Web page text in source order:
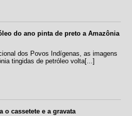
do ano pinta de preto a Amazônia
dos Povos Indígenas, as imagens
tingidas de petróleo volta[...]
o cassetete e a gravata